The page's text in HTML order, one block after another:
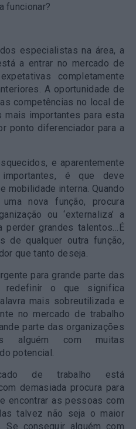
funcionar?
especialistas na área, a
a entrar no mercado de
completamente
A oportunidade de
competências no local de
importantes para esta
ponto diferenciador para a
e aparentemente
é que deve
mobilidade interna. Quando
nova função, procura
ou ‘externaliza’ a
perder grandes talentos…É
de qualquer outra função,
que tanto deseja.
para grande parte das
redefinir o que significa
mais sobreutilizada e
no mercado de trabalho
parte das organizações
alguém com muitas
potencial.
de trabalho está
demasiada procura para
encontrar as pessoas com
talvez não seja o maior
Se conseguir alguém com